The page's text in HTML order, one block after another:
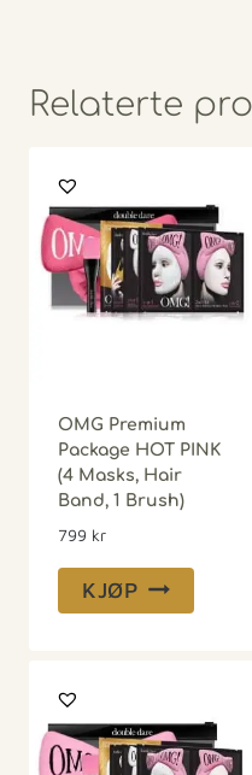
Relaterte
OMG Premium
Package HOT PINK
(4 Masks, Hair
Band, 1 Brush)
799 kr
KJØP